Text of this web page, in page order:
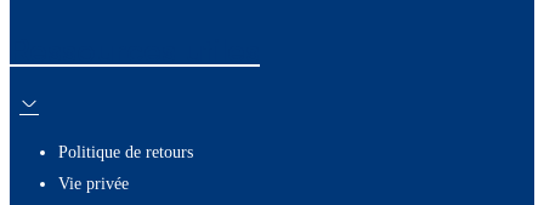
Politique de retours
Vie privée